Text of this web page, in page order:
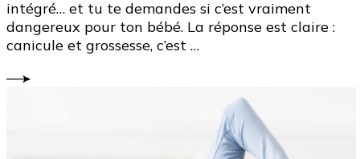
intégré… et tu te demandes si c’est vraiment
dangereux pour ton bébé. La réponse est claire :
canicule et grossesse, c’est …